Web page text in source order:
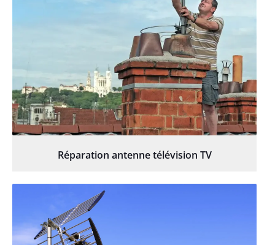
Réparation antenne télévision TV